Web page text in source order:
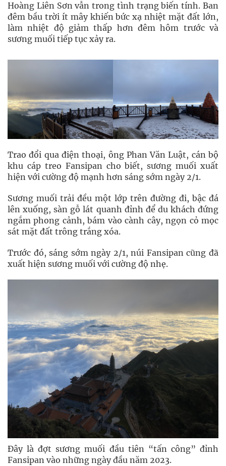
Hoàng Liên Sơn vẫn trong tình trạng biến tính. Ban
đêm bầu trời ít mây khiến bức xạ nhiệt mặt đất lớn,
làm nhiệt độ giảm thấp hơn đêm hôm trước và
sương muối tiếp tục xảy ra.
Trao đổi qua điện thoại, ông Phan Văn Luật, cán bộ
khu cáp treo Fansipan cho biết, sương muối xuất
hiện với cường độ mạnh hơn sáng sớm ngày 2/1.
Sương muối trải đều một lớp trên đường đi, bậc đá
lên xuống, sàn gỗ lát quanh đỉnh để du khách đứng
ngắm phong cảnh, bám vào cành cây, ngọn cỏ mọc
sát mặt đất trông trắng xóa.
Trước đó, sáng sớm ngày 2/1, núi Fansipan cũng đã
xuất hiện sương muối với cường độ nhẹ.
Đây là đợt sương muối đầu tiên “tấn công” đỉnh
Fansipan vào những ngày đầu năm 2023.